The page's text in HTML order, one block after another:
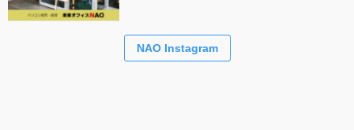
NAO Instagram